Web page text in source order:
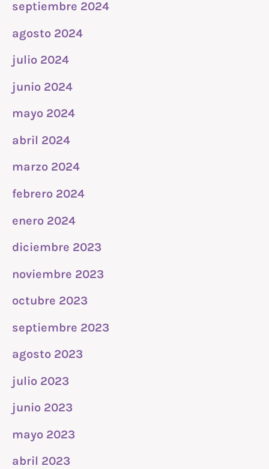
septiembre 2024
agosto 2024
julio 2024
junio 2024
mayo 2024
abril 2024
marzo 2024
febrero 2024
enero 2024
diciembre 2023
noviembre 2023
octubre 2023
septiembre 2023
agosto 2023
julio 2023
junio 2023
mayo 2023
abril 2023